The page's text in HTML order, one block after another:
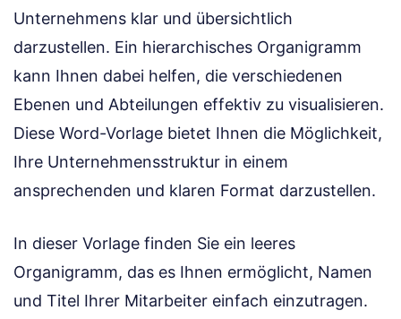
Unternehmens klar und übersichtlich
darzustellen. Ein hierarchisches Organigramm
kann Ihnen dabei helfen, die verschiedenen
Ebenen und Abteilungen effektiv zu visualisieren.
Diese Word-Vorlage bietet Ihnen die Möglichkeit,
Ihre Unternehmensstruktur in einem
ansprechenden und klaren Format darzustellen.
In dieser Vorlage finden Sie ein leeres
Organigramm, das es Ihnen ermöglicht, Namen
und Titel Ihrer Mitarbeiter einfach einzutragen.